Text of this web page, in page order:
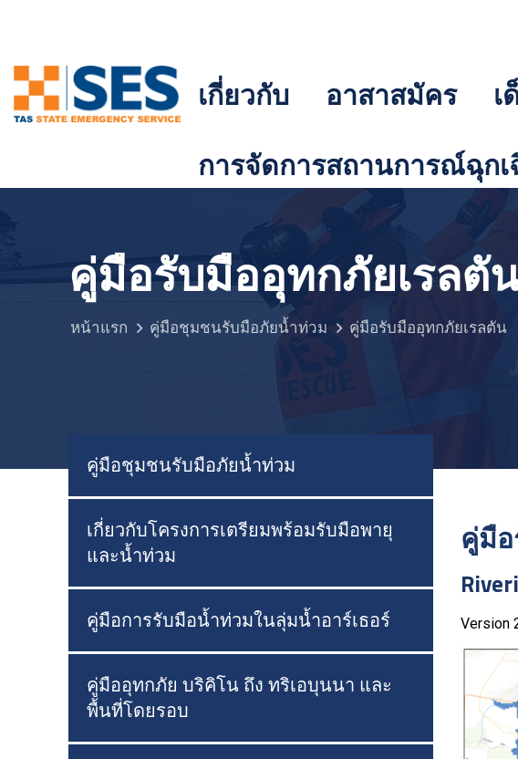
เกี่ยวกับ อาสาสมัคร
เ
การจัดการสถานการณ์ฉุก
คู่มือรับมืออุทกภัยเรลตั
หน้าแรก คู่มือชุมชนรับมือภัยน้ำท่วม คู่มือรับมืออุทกภัยเรลตัน
คู่มือชุมชนรับมือภัยน้ำท่วม
เกี่ยวกับโครงการเตรียมพร้อมรับมือพายุ
และน้ำท่วม
คู่มือการรับมือน้ำท่วมในลุ่มน้ำอาร์เธอร์
คู่มืออุทกภัย บริคิโน ถึง ทริเอบุนนา และ
พื้นที่โดยรอบ
คู่มื
Version